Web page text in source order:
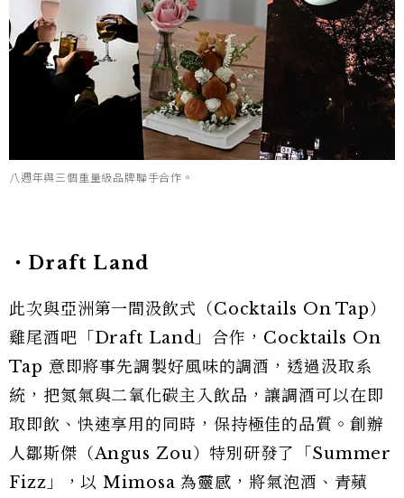
八週年與三個重量級品牌聯手合作。
・Draft Land
此次與亞洲第一間汲飲式（Cocktails On Tap）
雞尾酒吧「Draft Land」合作，Cocktails On
Tap 意即將事先調製好風味的調酒，透過汲取系
統，把氮氣與二氧化碳主入飲品，讓調酒可以在即
取即飲、快速享用的同時，保持極佳的品質。創辦
人鄒斯傑（Angus Zou）特別研發了「Summer
Fizz」，以 Mimosa 為靈感，將氣泡酒、青蘋